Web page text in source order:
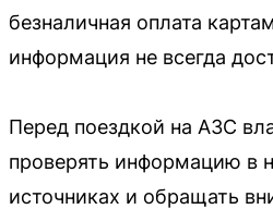
безналичная оплата
информация не всегда
Перед поездкой на АЗС
проверять информацию в
источниках и обращать